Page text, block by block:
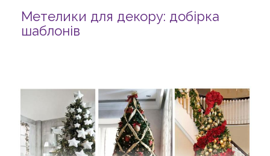
Метелики для декору: добірка
шаблонів